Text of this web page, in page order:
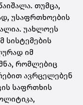
თუმცა,
უსაფრთხოების
უახლოეს
სისტემების
იმ
რომლებიც
ავრცელებენ
საფრთხის